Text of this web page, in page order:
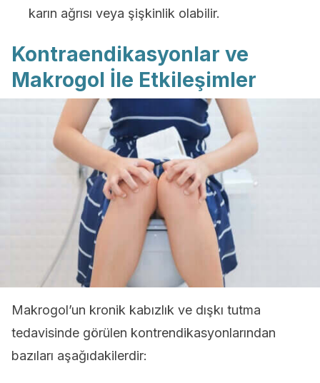
karın ağrısı veya şişkinlik olabilir.
Kontraendikasyonlar ve
Makrogol İle Etkileşimler
Makrogol’un kronik kabızlık ve dışkı tutma
tedavisinde görülen kontrendikasyonlarından
bazıları aşağıdakilerdir: